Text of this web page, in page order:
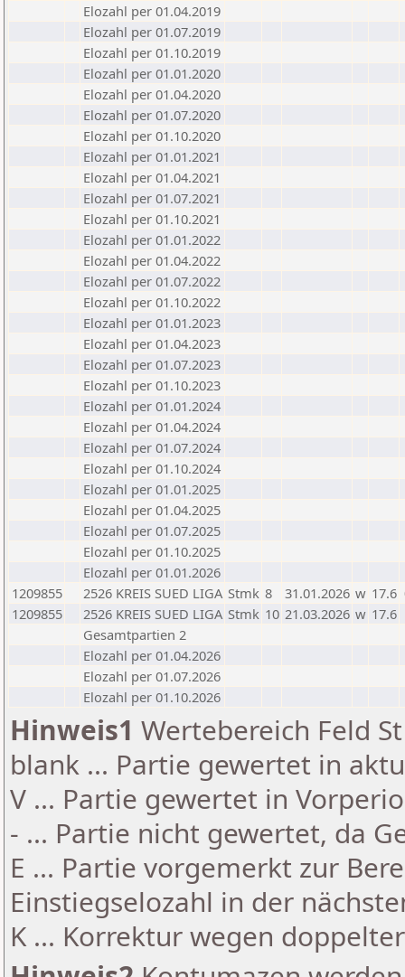
Elozahl per 01.04.2019
Elozahl per 01.07.2019
Elozahl per 01.10.2019
Elozahl per 01.01.2020
Elozahl per 01.04.2020
Elozahl per 01.07.2020
Elozahl per 01.10.2020
Elozahl per 01.01.2021
Elozahl per 01.04.2021
Elozahl per 01.07.2021
Elozahl per 01.10.2021
Elozahl per 01.01.2022
Elozahl per 01.04.2022
Elozahl per 01.07.2022
Elozahl per 01.10.2022
Elozahl per 01.01.2023
Elozahl per 01.04.2023
Elozahl per 01.07.2023
Elozahl per 01.10.2023
Elozahl per 01.01.2024
Elozahl per 01.04.2024
Elozahl per 01.07.2024
Elozahl per 01.10.2024
Elozahl per 01.01.2025
Elozahl per 01.04.2025
Elozahl per 01.07.2025
Elozahl per 01.10.2025
Elozahl per 01.01.2026
1209855
2526 KREIS SUED LIGA Stmk 8 31.01.2026 w 17.6
1209855
2526 KREIS SUED LIGA Stmk 10 21.03.2026 w 17.6
Gesamtpartien 2
Elozahl per 01.04.2026
Elozahl per 01.07.2026
Elozahl per 01.10.2026
Hinweis1 Wertebereich Feld
blank ... Partie gewertet in
V ... Partie gewertet in
- ... Partie nicht gewertet, da
E ... Partie vorgemerkt zur
Einstiegselozahl in der
K ... Korrektur wegen